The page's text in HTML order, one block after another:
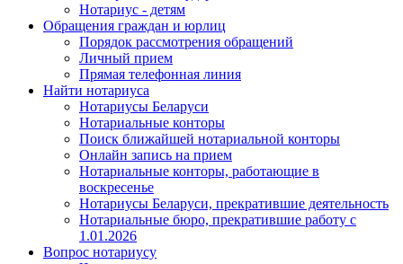
Нотариус - детям
Обращения граждан и юрлиц
Порядок рассмотрения обращений
Личный прием
Прямая телефонная линия
Найти нотариуса
Нотариусы Беларуси
Нотариальные конторы
Поиск ближайшей нотариальной конторы
Онлайн запись на прием
Нотариальные конторы, работающие в
воскресенье
Нотариусы Беларуси, прекратившие деятельность
Нотариальные бюро, прекратившие работу с
1.01.2026
Вопрос нотариусу